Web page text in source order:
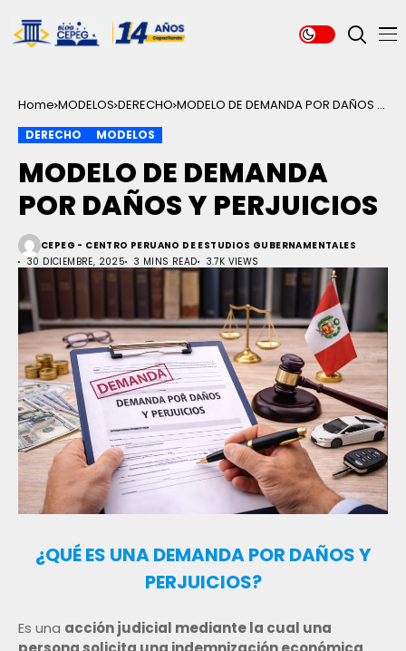
Home MODELOS DERECHO MODELO DE DEMANDA POR DAÑOS Y
DERECHO MODELOS
MODELO DE DEMANDA
POR DAÑOS Y PERJUICIOS
CEPEG - CENTRO PERUANO DE ESTUDIOS GUBERNAMENTALES
30 DICIEMBRE, 2025
3 MINS READ 3.7K VIEWS
¿QUÉ ES UNA DEMANDA POR DAÑOS Y
PERJUICIOS?
Es una acción judicial mediante la cual una